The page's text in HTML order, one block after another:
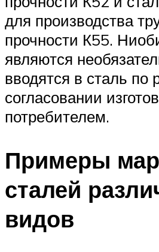
для производства
прочности К55.
являются
вводятся в сталь по
согласовании
потребителем.
Примеры
сталей
видов